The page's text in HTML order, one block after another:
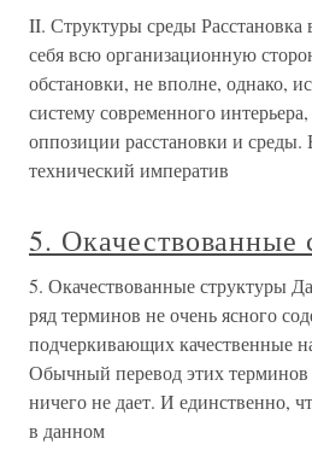
II. Структуры среды
себя всю организационную
обстановки, не вполне, однако,
систему современного
оппозиции расстановки и
технический императив
5. Окачествованные
5. Окачествованные структуры
ряд терминов не очень ясного
подчеркивающих качественные
Обычный перевод этих
ничего не дает. И единственно,
в данном